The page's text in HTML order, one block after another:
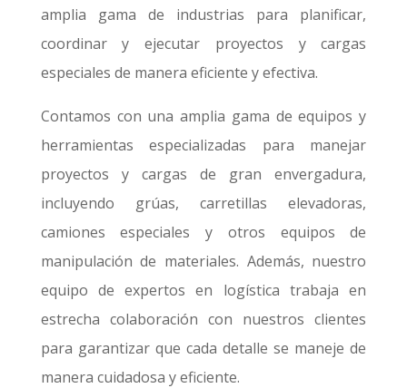
amplia gama de industrias para planificar,
coordinar y ejecutar proyectos y cargas
especiales de manera eficiente y efectiva.
Contamos con una amplia gama de equipos y
herramientas especializadas para manejar
proyectos y cargas de gran envergadura,
incluyendo grúas, carretillas elevadoras,
camiones especiales y otros equipos de
manipulación de materiales. Además, nuestro
equipo de expertos en logística trabaja en
estrecha colaboración con nuestros clientes
para garantizar que cada detalle se maneje de
manera cuidadosa y eficiente.